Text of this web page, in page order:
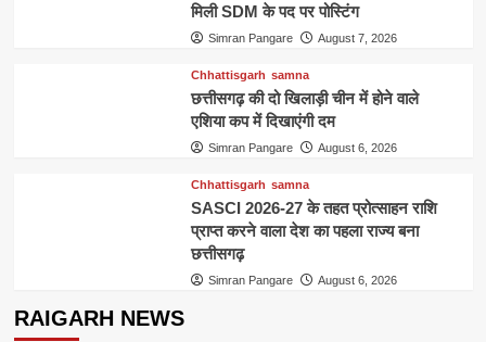
मिली SDM के पद पर पोस्टिंग
Simran Pangare August 7, 2026
Chhattisgarh samna
छत्तीसगढ़ की दो खिलाड़ी चीन में होने वाले
एशिया कप में दिखाएंगी दम
Simran Pangare August 6, 2026
Chhattisgarh samna
SASCI 2026-27 के तहत प्रोत्साहन राशि
प्राप्त करने वाला देश का पहला राज्य बना
छत्तीसगढ़
Simran Pangare August 6, 2026
RAIGARH NEWS